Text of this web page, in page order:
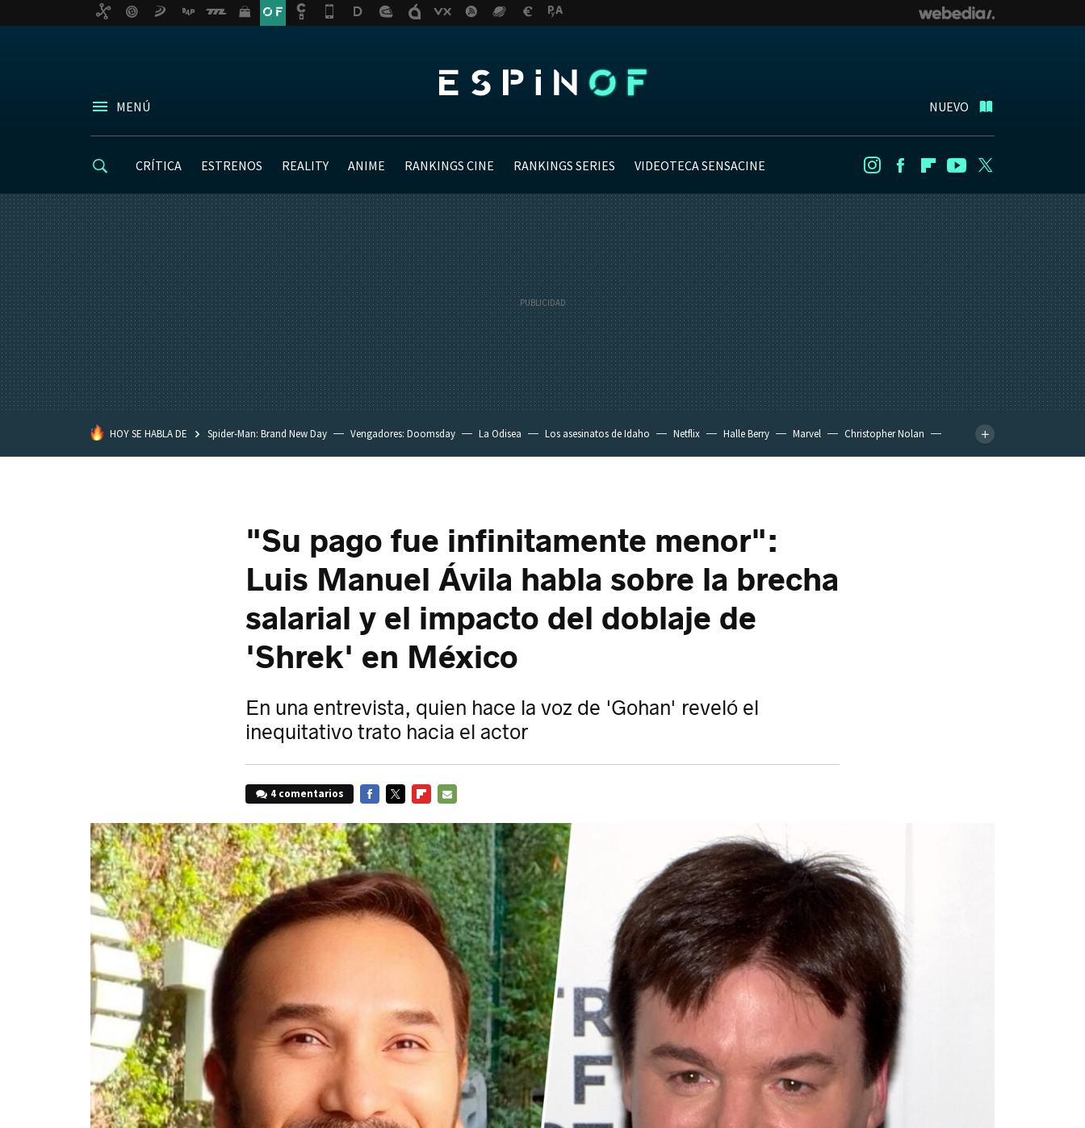
MENÚ NUEVO
CRÍTICA ESTRENOS REALITY ANIME RANKINGS CINE RANKINGS SERIES VIDEOTECA SENSACINE InstagramFacebookFlipboard
Youtube
HOY SE HABLA DE Spider-Man: Brand New Day Vengadores: Doomsday La Odisea Los asesinatos de Idaho Netflix Halle Berry Marvel
Christopher Nolan
"Su pago fue infinitamente menor":
Luis Manuel Ávila habla sobre la brecha
salarial y el impacto del doblaje de
'Shrek' en México
En una entrevista, quien hace la voz de 'Gohan' reveló el
inequitativo trato hacia el actor
4 comentarios
MAIL